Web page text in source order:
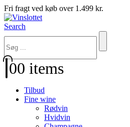
Fri fragt ved køb over 1.499 kr.
Search
00 items
Tilbud
Fine wine
Rødvin
Hvidvin